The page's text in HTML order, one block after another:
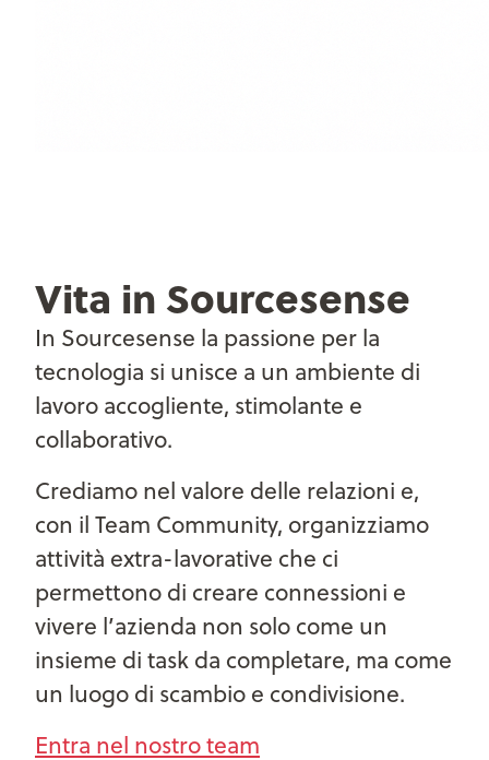
Vita in Sourcesense
In Sourcesense la passione per la
tecnologia si unisce a un ambiente di
lavoro accogliente, stimolante e
collaborativo.
Crediamo nel valore delle relazioni e,
con il Team Community, organizziamo
attività extra-lavorative che ci
permettono di creare connessioni e
vivere l’azienda non solo come un
insieme di task da completare, ma come
un luogo di scambio e condivisione.
Entra nel nostro team